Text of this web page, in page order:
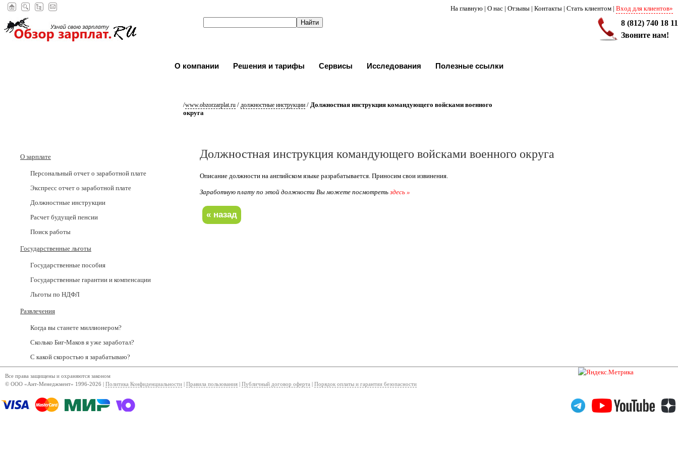
На главную | О нас | Отзывы | Контакты | Стать клиентом | Вход для клиентов»
8 (812) 740 18 11
Звоните нам!
О компании Решения и тарифы Сервисы Исследования Полезные ссылки
/www.obzorzarplat.ru/ должностные инструкции/ Должностная инструкция командующего войсками военного
округа
О зарплате
Персональный отчет о заработной плате
Экспресс отчет о заработной плате
Должностные инструкции
Расчет будущей пенсии
Поиск работы
Государственные льготы
Государственные пособия
Государственные гарантии и компенсации
Льготы по НДФЛ
Развлечения
Когда вы станете миллионером?
Сколько Биг-Маков я уже заработал?
С какой скоростью я зарабатываю?
Должностная инструкция командующего войсками военного округа
Описание должности на английском языке разрабатывается. Приносим свои извинения.
Заработную плату по этой должности Вы можете посмотретьздесь »
Все права защищены и охраняются законом
© ООО «Ант-Менеджмент» 1996-2026 | Политика Конфиденциальности Правила пользования Публичный договор оферта Порядок оплаты и гарантии безопасности